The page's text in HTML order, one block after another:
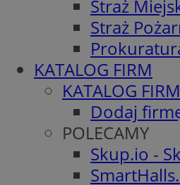
Straż
Straż
KATALOG FIRM
KATALOG FIRM
Dodaj
POLECAMY
Skup.io -